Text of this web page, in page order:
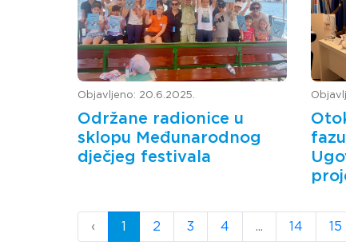
Objavljeno: 20.6.2025.
Održane radionice u
sklopu Međunarodnog
dječjeg festivala
‹ 1 2 3 4 ... 14 15